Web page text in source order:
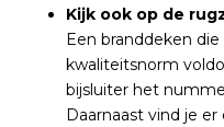
Kijk ook op de
Een branddeken
kwaliteitsnorm
bijsluiter het
Daarnaast vind je